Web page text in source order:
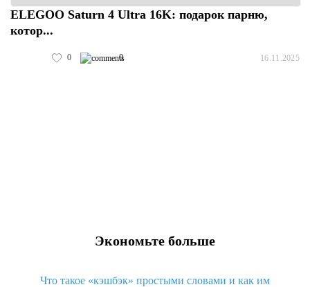
ELEGOO Saturn 4 Ultra 16K: подарок парню,
котор...
0 0 16.11.2025
Экономьте больше
Что такое «кэшбэк» простыми словами и как им